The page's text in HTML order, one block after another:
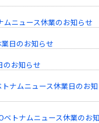
ムニュース休業のお知らせ
日のお知らせ
のお知らせ
ナムニュース休業日のお知
トナムニュース休業のお